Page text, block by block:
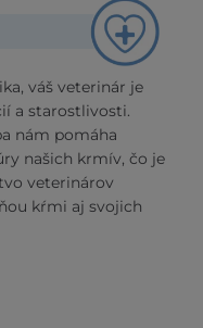
váš veterinár je
a starostlivosti.
nám pomáha
našich krmív, čo je
veterinárov
kŕmi aj svojich